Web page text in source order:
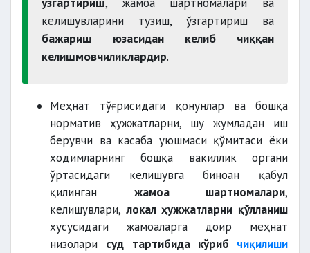
келишувларини тузиш, ўзгартириш ва
бажариш юзасидан келиб чиққан
келишмовчиликлардир.
Меҳнат тўғрисидаги қонунлар ва бошқа
норматив ҳужжатларни, шу жумладан иш
берувчи ва касаба уюшмаси қўмитаси ёки
ходимларнинг бошқа вакиллик органи
ўртасидаги келишувга биноан қабул
қилинган жамоа шартномалари,
келишувлари,локал ҳужжатларни қўлланиш
хусусидаги жамоаларга доир меҳнат
низолари суд тартибида кўриб чиқилиши